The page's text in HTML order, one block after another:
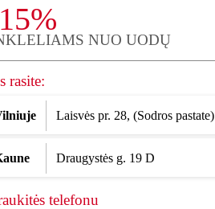
NUO UODŲ
rasite:
Laisvės pr. 28, (Sodros pastate)
Draugystės g. 19 D
telefonu